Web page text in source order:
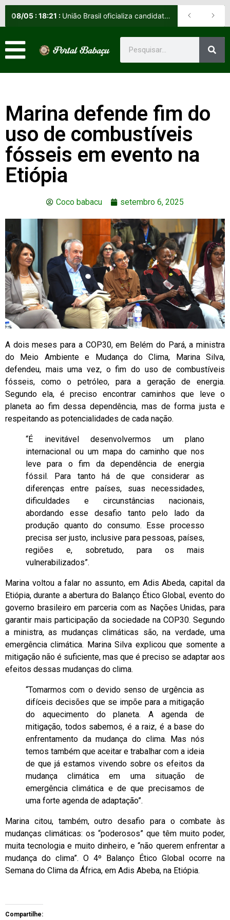
08/05 :18:21 : União Brasil oficializa candidatos e reafirma apoio a Orleans Brandão ao Governo do Maranhão
Marina defende fim do
uso de combustíveis
fósseis em evento na
Etiópia
Coco babacu setembro 6, 2025
A dois meses para a COP30, em Belém do Pará, a ministra
do Meio Ambiente e Mudança do Clima, Marina Silva,
defendeu, mais uma vez, o fim do uso de combustíveis
fósseis, como o petróleo, para a geração de energia.
Segundo ela, é preciso encontrar caminhos que leve o
planeta ao fim dessa dependência, mas de forma justa e
respeitando as potencialidades de cada nação.
“É inevitável desenvolvermos um plano
internacional ou um mapa do caminho que nos
leve para o fim da dependência de energia
fóssil. Para tanto há de que considerar as
diferenças entre países, suas necessidades,
dificuldades e circunstâncias nacionais,
abordando esse desafio tanto pelo lado da
produção quanto do consumo. Esse processo
precisa ser justo, inclusive para pessoas, países,
regiões e, sobretudo, para os mais
vulnerabilizados”.
Marina voltou a falar no assunto, em Adis Abeda, capital da
Etiópia, durante a abertura do Balanço Ético Global, evento do
governo brasileiro em parceria com as Nações Unidas, para
garantir mais participação da sociedade na COP30. Segundo
a ministra, as mudanças climáticas são, na verdade, uma
emergência climática. Marina Silva explicou que somente a
mitigação não é suficiente, mas que é preciso se adaptar aos
efeitos dessas mudanças do clima.
“Tomarmos com o devido senso de urgência as
difíceis decisões que se impõe para a mitigação
do aquecimento do planeta. A agenda de
mitigação, todos sabemos, é a raiz, é a base do
enfrentamento da mudança do clima. Mas nós
temos também que aceitar e trabalhar com a ideia
de que já estamos vivendo sobre os efeitos da
mudança climática em uma situação de
emergência climática e de que precisamos de
uma forte agenda de adaptação”.
Marina citou, também, outro desafio para o combate às
mudanças climáticas: os “poderosos” que têm muito poder,
muita tecnologia e muito dinheiro, e “não querem enfrentar a
mudança do clima”. O 4º Balanço Ético Global ocorre na
Semana do Clima da África, em Adis Abeba, na Etiópia.
Compartilhe: